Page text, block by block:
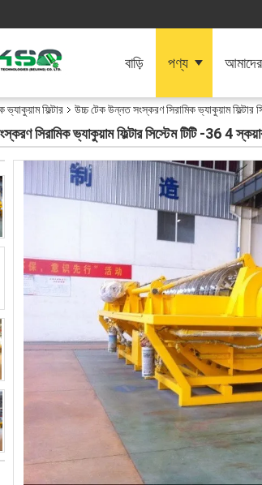
বাড়ি পণ্য
ভ্যাকুয়াম ফিল্টার উচ্চ টেক উন্নত সংস্করণ সিরামিক ভ্যাকুয়াম ফিল্টার
সিরামিক ভ্যাকুয়াম ফিল্টার সিস্টেম টিটি -36 4 স্কয়ার